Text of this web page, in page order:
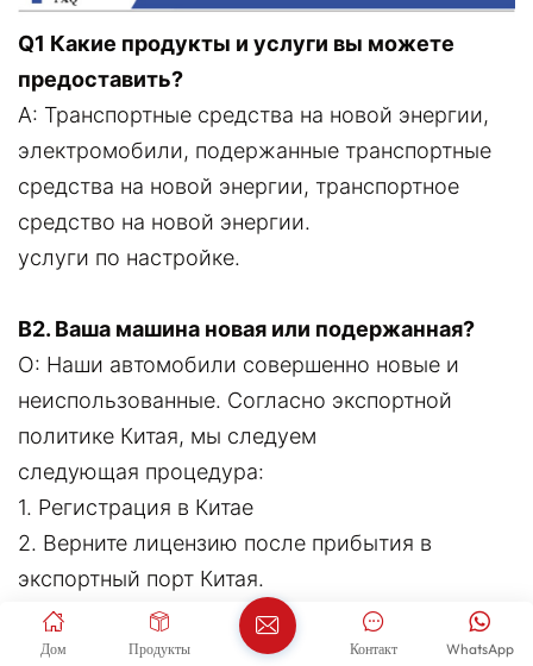
Q1 Какие продукты и услуги вы можете
предоставить?
A: Транспортные средства на новой энергии,
электромобили, подержанные транспортные
средства на новой энергии, транспортное
средство на новой энергии.
услуги по настройке.
В2. Ваша машина новая или подержанная?
О: Наши автомобили совершенно новые и
неиспользованные. Согласно экспортной
политике Китая, мы следуем
следующая процедура:
1. Регистрация в Китае
2. Верните лицензию после прибытия в
экспортный порт Китая.
3. Новый автомобиль будет экспортирован
непосредственно в вашу страну после
Дом Продукты WhatsApp
Контакт